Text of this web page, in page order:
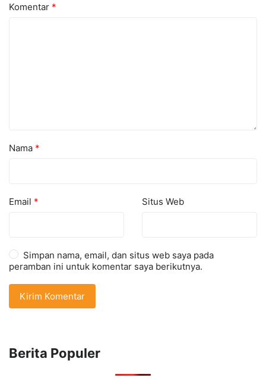
Komentar *
Nama *
Email * Situs Web
Simpan nama, email, dan situs web saya pada
peramban ini untuk komentar saya berikutnya.
Berita Populer